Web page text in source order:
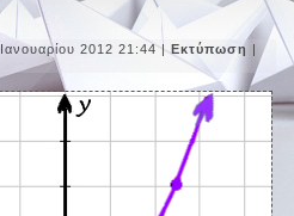
2012 21:44|Εκτύπωση |